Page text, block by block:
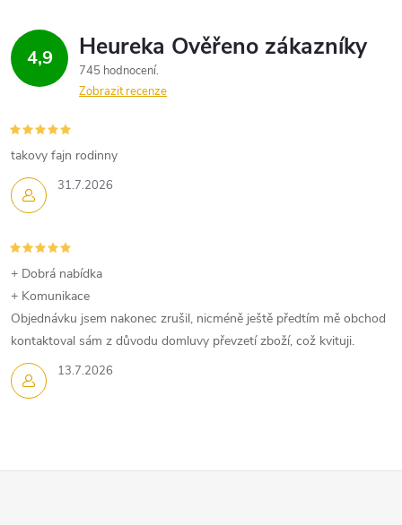
4,9
745 hodnocení
Zobrazit recenze
31.7.2026
takovy fajn rodinny
13.7.2026
+ Dobrá nabídka
+ Komunikace
Objednávku jsem nakonec zrušil, nicméně ještě předtím mě obchod
kontaktoval sám z důvodu domluvy převzetí zboží, což kvituji.